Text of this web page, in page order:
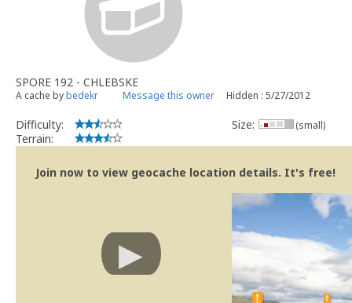
SPORE 192 - CHLEBSKE
A cache bybedekr Message this owner Hidden : 5/27/2012
Difficulty:
Terrain:
Size: (small)
Join now to view geocache location details. It's free!